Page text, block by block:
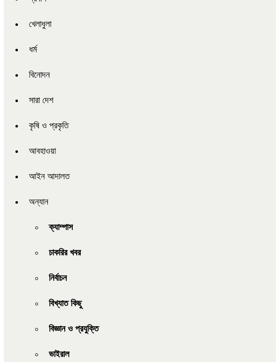
খেলাধুলা
ধর্ম
বিনোদন
সারা দেশ
কৃষি ও প্রকৃতি
আবহাওয়া
আইন আদালত
অন্যান
ক্যাম্পাস
চাকরির খবর
নির্বাচন
বিখ্যাত কিছু
বিজ্ঞান ও প্রযুক্তি
ভাইরাল